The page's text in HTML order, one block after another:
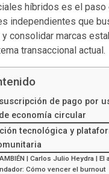
híbridos es el paso
independientes que
consolidar marcas
transaccional actual.
de pago por
economía circular
tecnológica y
| Carlos Julio Heydra | El
Cómo vencer el burnout